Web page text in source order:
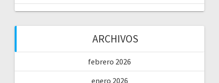
ARCHIVOS
febrero 2026
enero 2026